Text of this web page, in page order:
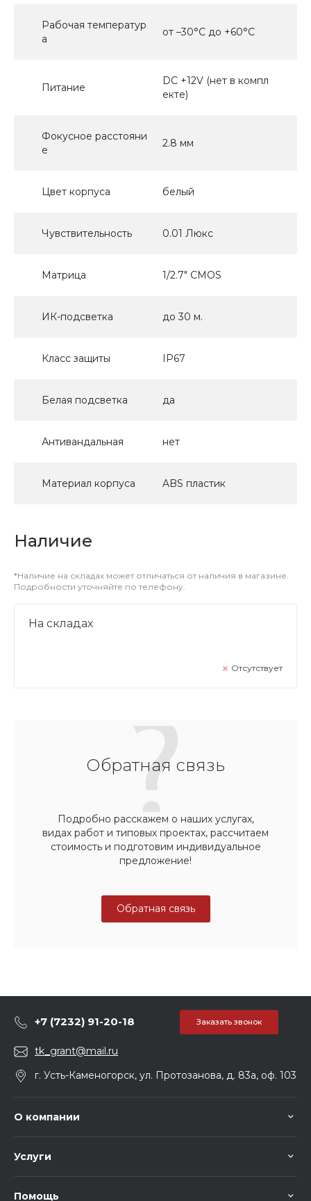
Рабочая температур
а
от –30°C до +60°C
Питание
DC +12V (нет в компл
екте)
Фокусное расстояни
е
2.8 мм
Цвет корпуса белый
Чувствительность 0.01 Люкс
Матрица 1/2.7" CMOS
ИК-подсветка до 30 м.
Класс защиты IP67
Белая подсветка да
Антивандальная нет
Материал корпуса ABS пластик
Наличие
*Наличие на складах может отличаться от наличия в магазине.
Подробности уточняйте по телефону.
На складах
Отсутствует
Обратная связь
Подробно расскажем о наших услугах,
видах работ и типовых проектах, рассчитаем
стоимость и подготовим индивидуальное
предложение!
Обратная связь
+7 (7232) 91-20-18 Заказать звонок
tk_grant@mail.ru
г. Усть-Каменогорск, ул. Протозанова, д. 83а, оф. 103
О компании
Услуги
Помощь